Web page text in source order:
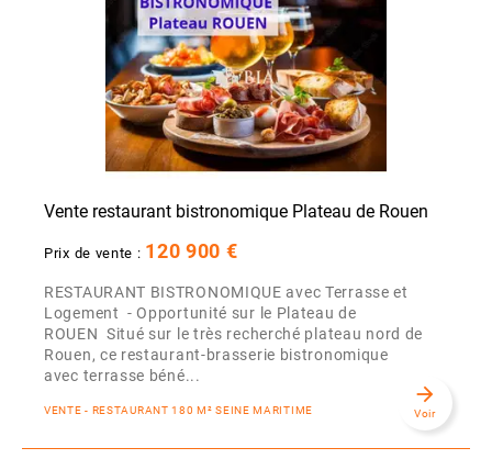
Vente restaurant bistronomique Plateau de Rouen
Prix de vente : 120 900 €
RESTAURANT BISTRONOMIQUE avec Terrasse et
Logement - Opportunité sur le Plateau de
ROUEN Situé sur le très recherché plateau nord de
Rouen, ce restaurant-brasserie bistronomique
avec terrasse béné...
VENTE - RESTAURANT 180 M² SEINE MARITIME
arrow_forward
Voir